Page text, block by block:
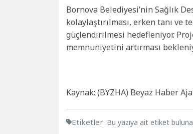
Bornova Belediyesi’nin Sağlık
kolaylaştırılması, erken tanı ve
güçlendirilmesi hedefleniyor.
memnuniyetini artırması
Kaynak: (BYZHA) Beyaz Haber
Etiketler :Bu yazıya ait etiket